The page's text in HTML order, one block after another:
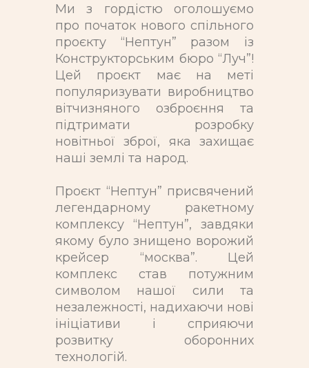
Ми з гордістю оголошуємо
про початок нового спільного
проєкту “Нептун” разом із
Конструкторським бюро “Луч”!
Цей проєкт має на меті
популяризувати виробництво
вітчизняного озброєння та
підтримати розробку
новітньої зброї, яка захищає
наші землі та народ.
Проєкт “Нептун” присвячений
легендарному ракетному
комплексу “Нептун”, завдяки
якому було знищено ворожий
крейсер “москва”. Цей
комплекс став потужним
символом нашої сили та
незалежності, надихаючи нові
ініціативи і сприяючи
розвитку оборонних
технологій.